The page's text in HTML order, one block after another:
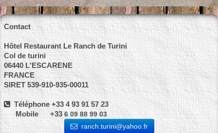
Contact
Hôtel Restaurant Le Ranch de Turini
Col de turini
06440 L'ESCARENE
FRANCE
SIRET 539-910-935-00011
Téléphone +33 4 93 91 57 23
Mobile +336 09 88 99 03
ranch.turini@yahoo.fr